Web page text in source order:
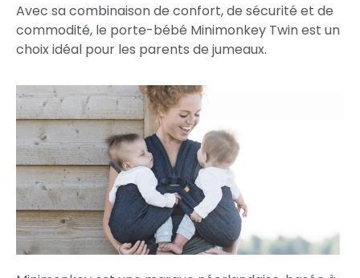
Avec sa combinaison de confort, de sécurité et de
commodité, le porte-bébé Minimonkey Twin est un
choix idéal pour les parents de jumeaux.